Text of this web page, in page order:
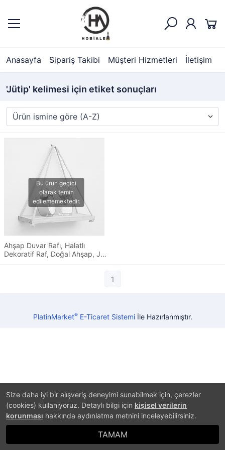
Anasayfa Sipariş Takibi Müşteri Hizmetleri İletişim
Size daha iyi bir alışveriş deneyimi sunabilmek için, çerezler
(cookies) kullanıyoruz. Detaylı bilgi için kişisel verilerin
korunması hakkında aydınlatma metnini inceleyebilirsiniz.
TAMAM
'Jütip' kelimesi için etiket sonuçları
Ahşap Duvar Rafı, Halatlı
Dekoratif Raf, Doğal Ahşap, Jüt
1
PlatinMarket®E-Ticaret Sistemiİle Hazırlanmıştır.